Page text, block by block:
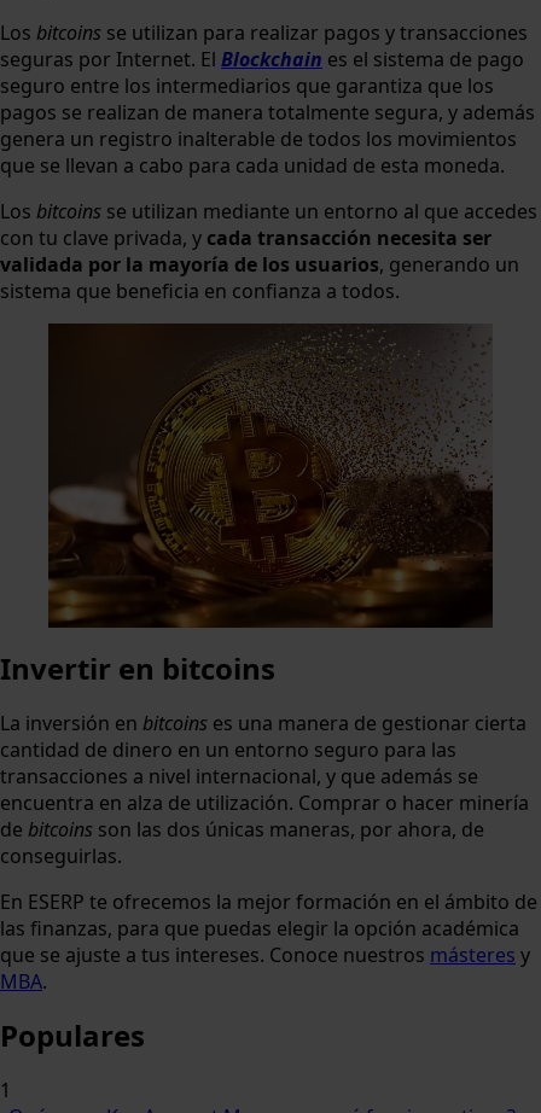
Los bitcoins se utilizan para realizar pagos y transacciones
seguras por Internet. El Blockchain es el sistema de pago
seguro entre los intermediarios que garantiza que los
pagos se realizan de manera totalmente segura, y además
genera un registro inalterable de todos los movimientos
que se llevan a cabo para cada unidad de esta moneda.
Los bitcoins se utilizan mediante un entorno al que accedes
con tu clave privada, y cada transacción necesita ser
validada por la mayoría de los usuarios, generando un
sistema que beneficia en confianza a todos.
Invertir en bitcoins
La inversión en bitcoins es una manera de gestionar cierta
cantidad de dinero en un entorno seguro para las
transacciones a nivel internacional, y que además se
encuentra en alza de utilización. Comprar o hacer minería
de bitcoins son las dos únicas maneras, por ahora, de
conseguirlas.
En ESERP te ofrecemos la mejor formación en el ámbito de
las finanzas, para que puedas elegir la opción académica
que se ajuste a tus intereses. Conoce nuestros másteres y
MBA.
Populares
1